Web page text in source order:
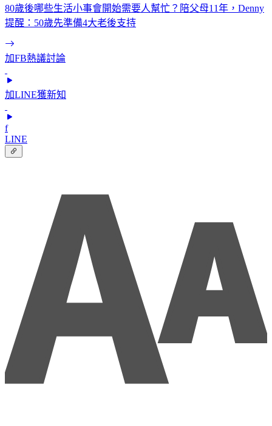
80歲後哪些生活小事會開始需要人幫忙？陪父母11年，Denny
提醒：50歲先準備4大老後支持
加FB熱議討論
加LINE獲新知
f
LINE